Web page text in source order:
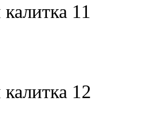
11
12